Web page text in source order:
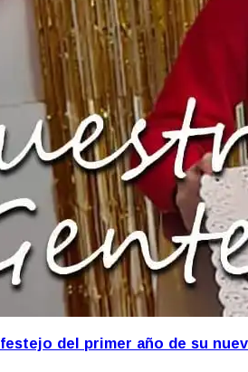
del primer año de su